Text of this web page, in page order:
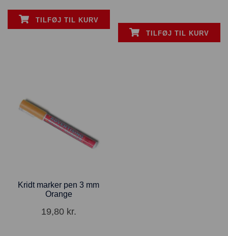
TILFØJ TIL KURV
TILFØJ TIL KURV
Kridt marker pen 3 mm
Orange
19,80 kr.